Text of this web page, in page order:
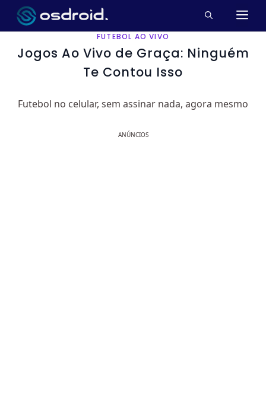
Pular
para
o
conteúdo
FUTEBOL AO VIVO
Jogos Ao Vivo de Graça: Ninguém
Te Contou Isso
Futebol no celular, sem assinar nada, agora mesmo
ANÚNCIOS